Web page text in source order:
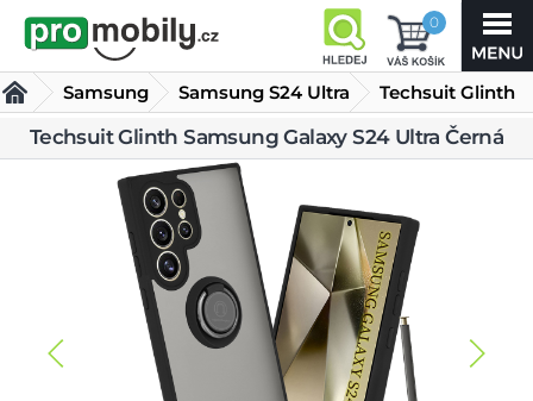
0
Samsung
Samsung S24 Ultra
Kryty Samsung S24 Ultra
Techsuit Glinth
Samsung Galaxy
Techsuit Glinth Samsung Galaxy S24 Ultra Černá